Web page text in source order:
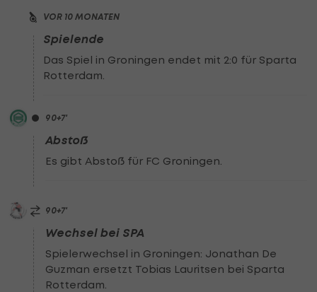
VOR 10 MONATEN
Spielende
Das Spiel in Groningen endet mit 2:0 für Sparta
Rotterdam.
90+7'
Abstoß
Es gibt Abstoß für FC Groningen.
90+7'
Wechsel bei SPA
Spielerwechsel in Groningen: Jonathan De
Guzman ersetzt Tobias Lauritsen bei Sparta
Rotterdam.